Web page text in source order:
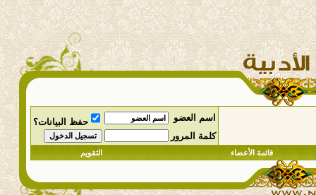
اسم العضو
حفظ البيانات؟
كلمة المرور
قائمة الأعضاء التقويم